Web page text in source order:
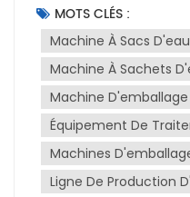
remplissage au
productivité et
machines peuvent
sachets par heure
améliorant ainsi
l'eau.La rentabilité est
réduisant le travail
processus, les
généraux et améliorer
machines garantissent
MOTS CLÉS :
Machine À Sacs
Machine À Sachets
Machine
Équipement De
Machines
Ligne De Production